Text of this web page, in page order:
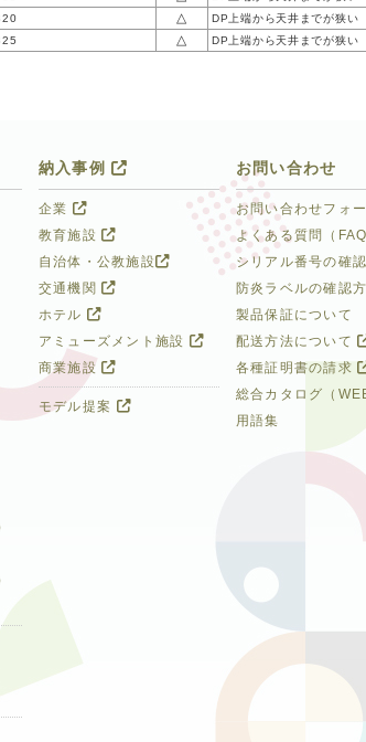
△
DP上端から天井までが狭い
△ DP上端から天井までが狭い
お問い合わせ
お問い合わせフォ
よくある質問（FAQ
シリアル番号の確
防炎ラベルの確認
製品保証について
配送方法について
各種証明書の請求
総合カタログ（
用語集
納入事例
企業
教育施設
自治体・公教施設
交通機関
ホテル
アミューズメント施設
商業施設
モデル提案